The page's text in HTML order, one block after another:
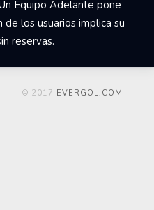
derechos reservados Los
intelectual del web
fuente, diseño, estructura de
distintos elementos en él